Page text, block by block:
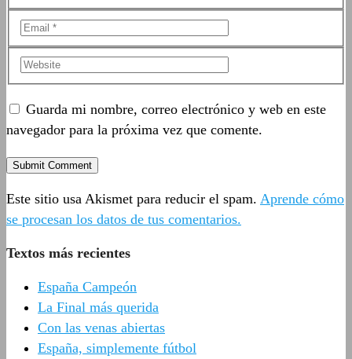
Guarda mi nombre, correo electrónico y web en este
navegador para la próxima vez que comente.
Este sitio usa Akismet para reducir el spam. Aprende cómo
se procesan los datos de tus comentarios.
Textos más recientes
España Campeón
La Final más querida
Con las venas abiertas
España, simplemente fútbol